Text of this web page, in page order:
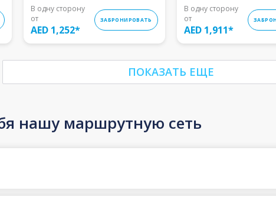
В одну сторону
от
AED 1,252*
ЗАБРОНИРОВАТЬ
В одну сторону
от
AED 1,911*
ПОКАЗАТЬ ЕЩЕ
нашу маршрутную сеть